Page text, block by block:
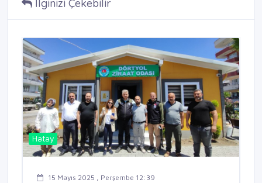
İlginizi Çekebilir
Hatay
15 Mayıs 2025 , Perşembe 12:39